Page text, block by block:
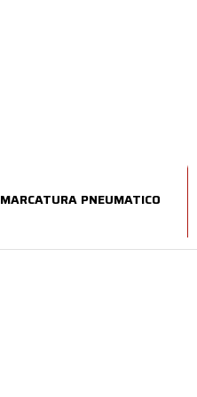
MARCATURA PNEUMATICO